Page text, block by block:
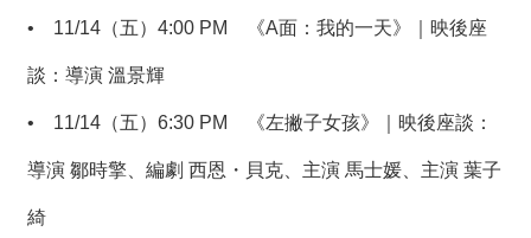
• 11/14（五）4:00 PM 《A面：我的一天》｜映後座
談：導演 溫景輝
• 11/14（五）6:30 PM 《左撇子女孩》｜映後座談：
導演 鄒時擎、編劇 西恩・貝克、主演 馬士媛、主演 葉子
綺